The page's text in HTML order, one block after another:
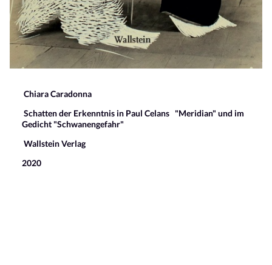
Chiara Caradonna
Schatten der Erkenntnis in Paul Celans "Meridian" und im
Gedicht "Schwanengefahr"
Wallstein Verlag
2020